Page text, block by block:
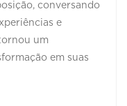
conversando
e
um
em suas